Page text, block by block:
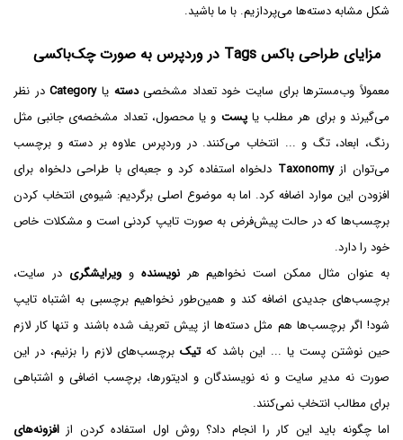
شکل مشابه دسته‌ها می‌پردازیم. با ما باشید.
مزایای طراحی باکس Tags در وردپرس به صورت چک‌باکسی
معمولاً وب‌مسترها برای سایت خود تعداد مشخصیدسته یاCategoryدر نظر
می‌گیرند و برای هر مطلب یاپست و یا محصول، تعداد مشخصه‌ی جانبی مثل
رنگ، ابعاد، تگ و ... انتخاب می‌کنند. در وردپرس علاوه بر دسته و برچسب
می‌توان ازTaxonomy دلخواه استفاده کرد و جعبه‌ای با طراحی دلخواه برای
افزودن این موارد اضافه کرد. اما به موضوع اصلی برگردیم: شیوه‌ی انتخاب کردن
برچسب‌ها که در حالت پیش‌فرض به صورت تایپ کردنی است و مشکلات خاص
خود را دارد.
به عنوان مثال ممکن است نخواهیم هرنویسنده وویرایشگری در سایت،
برچسب‌های جدیدی اضافه کند و همین‌طور نخواهیم برچسبی به اشتباه تایپ
شود! اگر برچسب‌ها هم مثل دسته‌ها از پیش تعریف شده باشند و تنها کار لازم
حین نوشتن پست یا ... این باشد کهتیک برچسب‌های لازم را بزنیم، در این
صورت نه مدیر سایت و نه نویسندگان و ادیتورها، برچسب اضافی و اشتباهی
برای مطالب انتخاب نمی‌کنند.
اما چگونه باید این کار را انجام داد؟ روش اول استفاده کردن از افزونه‌های